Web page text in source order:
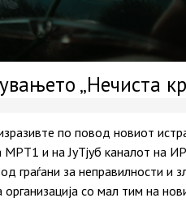
„Нечиста
по повод новиот
и на ЈуТјуб каналот на
граѓани за неправилности и
со мал тим на